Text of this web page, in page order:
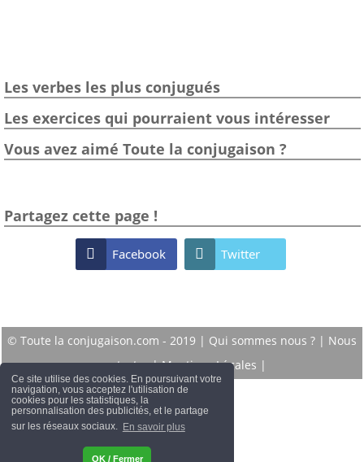
Ce site utilise des cookies. En poursuivant votre
navigation, vous acceptez l'utilisation de
cookies pour les statistiques, la
personnalisation des publicités, et le partage
sur les réseaux sociaux. En savoir plus
OK / Fermer
Les verbes les plus conjugués
Les exercices qui pourraient vous intéresser
Vous avez aimé Toute la conjugaison ?
Partagez cette page !
 Facebook  Twitter
© Toute la conjugaison.com - 2019 | Qui sommes nous ? | Nous
contacter|Mentions Légales |